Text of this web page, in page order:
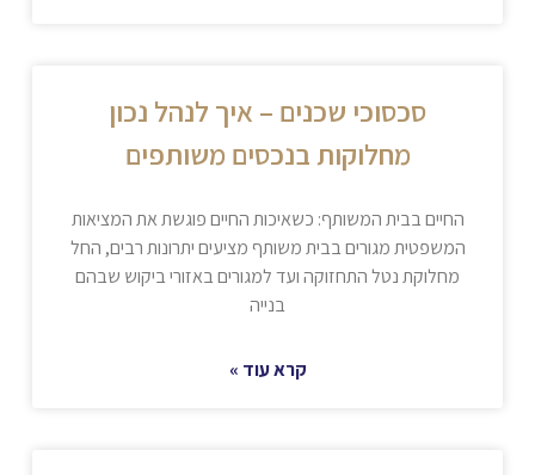
סכסוכי שכנים – איך לנהל נכון
מחלוקות בנכסים משותפים
החיים בבית המשותף: כשאיכות החיים פוגשת את המציאות
המשפטית מגורים בבית משותף מציעים יתרונות רבים, החל
מחלוקת נטל התחזוקה ועד למגורים באזורי ביקוש שבהם
בנייה
קרא עוד »